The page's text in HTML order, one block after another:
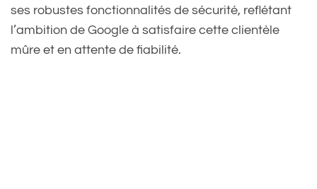
ses robustes fonctionnalités de sécurité, reflétant
l’ambition de Google à satisfaire cette clientèle
mûre et en attente de fiabilité.